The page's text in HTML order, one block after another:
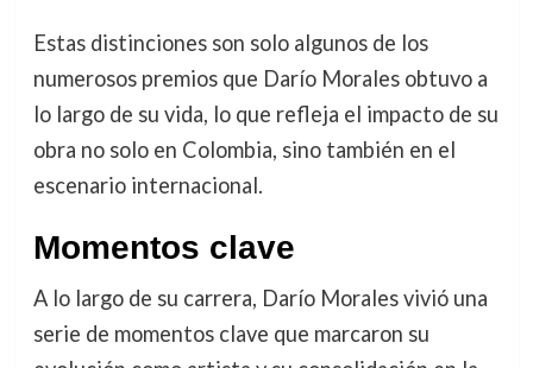
Estas distinciones son solo algunos de los
numerosos premios que Darío Morales obtuvo a
lo largo de su vida, lo que refleja el impacto de su
obra no solo en Colombia, sino también en el
escenario internacional.
Momentos clave
A lo largo de su carrera, Darío Morales vivió una
serie de momentos clave que marcaron su